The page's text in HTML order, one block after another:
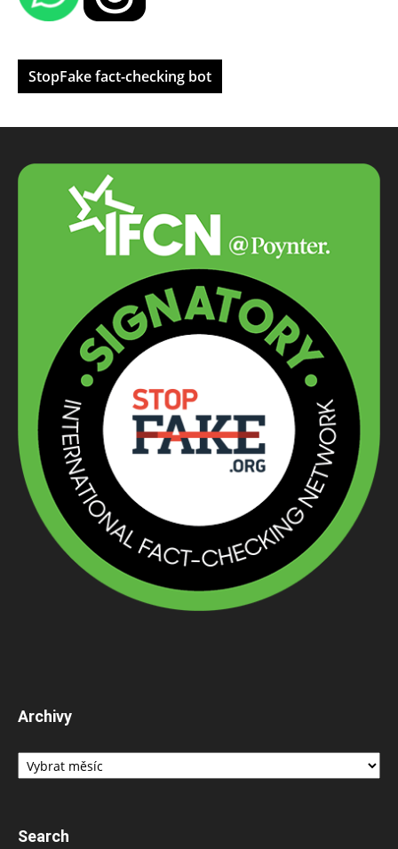
StopFake fact-checking bot
Archivy
Archivy
Search